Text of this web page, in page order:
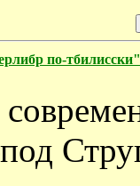
по-тбилисски"